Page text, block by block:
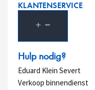
KLANTENSERVICE
Hulp nodig?
Eduard Klein Severt
Verkoop binnendienst